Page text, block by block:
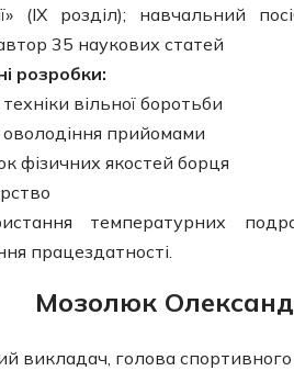
(IX розділ); навчальний
35 наукових статей
розробки:
вільної боротьби
прийомами
фізичних якостей борця
температурних
працездатності.
Мозолюк
викладач, голова спортивного